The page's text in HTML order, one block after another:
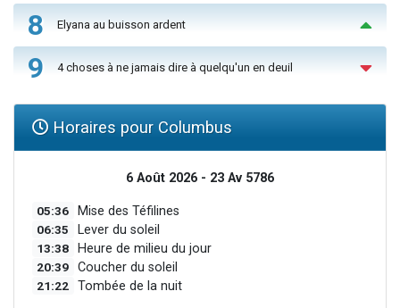
8 Elyana au buisson ardent
9 4 choses à ne jamais dire à quelqu'un en deuil
Horaires pour Columbus
6 Août 2026 - 23 Av 5786
05:36 Mise des Téfilines
06:35 Lever du soleil
13:38 Heure de milieu du jour
20:39 Coucher du soleil
21:22 Tombée de la nuit